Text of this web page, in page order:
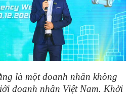
là một doanh nhân không
doanh nhân Việt Nam. Khởi